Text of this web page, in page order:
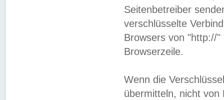
Seitenbetreiber
verschlüsselte
Browsers von "http://
Browserzeile.
Wenn die
übermitteln, nicht von